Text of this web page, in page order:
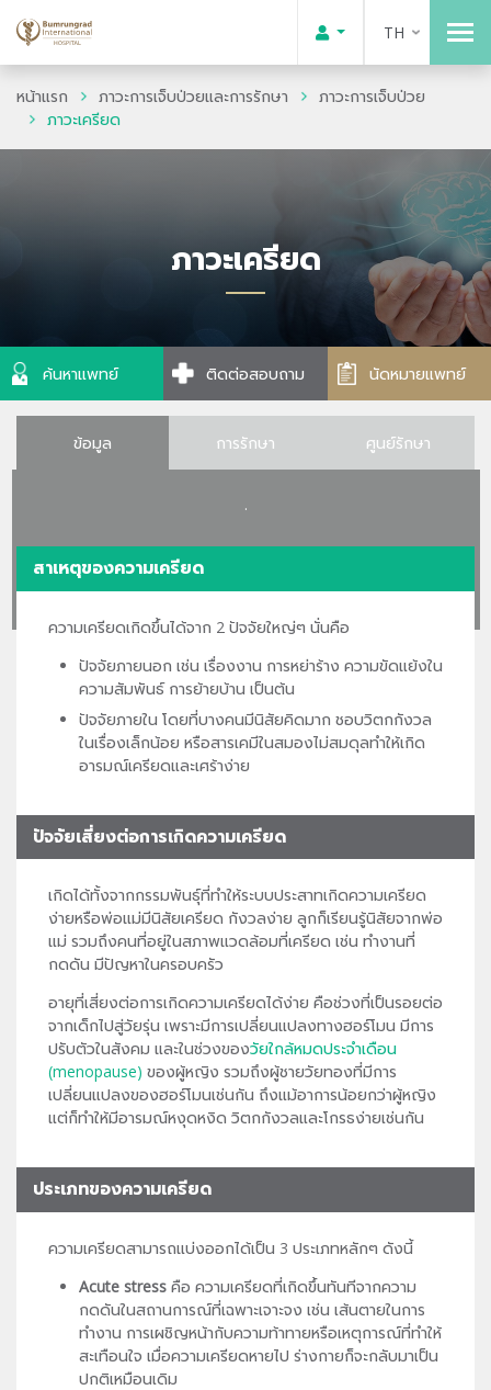
TH
หน้าแรก ภาวะการเจ็บป่วยและการรักษา
ภาวะการเจ็บป่วย
ภาวะเครียด
ภาวะเครียด
ค้นหาแพทย์ ติดต่อสอบถาม นัดหมายแพทย์
ข้อมูล การรักษา ศูนย์รักษา
.
สาเหตุของความเครียด
ความเครียดเกิดขึ้นได้จาก 2 ปัจจัยใหญ่ๆ นั่นคือ
ปัจจัยภายนอก เช่น เรื่องงาน การหย่าร้าง ความขัดแย้งใน
ความสัมพันธ์ การย้ายบ้าน เป็นต้น
ปัจจัยภายใน โดยที่บางคนมีนิสัยคิดมาก ชอบวิตกกังวล
ในเรื่องเล็กน้อย หรือสารเคมีในสมองไม่สมดุลทำให้เกิด
อารมณ์เครียดและเศร้าง่าย
ปัจจัยเสี่ยงต่อการเกิดความเครียด
เกิดได้ทั้งจากกรรมพันธุ์ที่ทำให้ระบบประสาทเกิดความเครียด
ง่ายหรือพ่อแม่มีนิสัยเครียด กังวลง่าย ลูกก็เรียนรู้นิสัยจากพ่อ
แม่ รวมถึงคนที่อยู่ในสภาพแวดล้อมที่เครียด เช่น ทำงานที่
กดดัน มีปัญหาในครอบครัว
อายุที่เสี่ยงต่อการเกิดความเครียดได้ง่าย คือช่วงที่เป็นรอยต่อ
จากเด็กไปสู่วัยรุ่น เพราะมีการเปลี่ยนแปลงทางฮอร์โมน มีการ
ปรับตัวในสังคม และในช่วงของวัยใกล้หมดประจำเดือน
(menopause) ของผู้หญิง รวมถึงผู้ชายวัยทองที่มีการ
เปลี่ยนแปลงของฮอร์โมนเช่นกัน ถึงแม้อาการน้อยกว่าผู้หญิง
แต่ก็ทำให้มีอารมณ์หงุดหงิด วิตกกังวลและโกรธง่ายเช่นกัน
ประเภทของความเครียด
ความเครียดสามารถแบ่งออกได้เป็น 3 ประเภทหลักๆ ดังนี้
Acute stress คือ ความเครียดที่เกิดขึ้นทันทีจากความ
กดดันในสถานการณ์ที่เฉพาะเจาะจง เช่น เส้นตายในการ
ทำงาน การเผชิญหน้ากับความท้าทายหรือเหตุการณ์ที่ทำให้
สะเทือนใจ เมื่อความเครียดหายไป ร่างกายก็จะกลับมาเป็น
ปกติเหมือนเดิม